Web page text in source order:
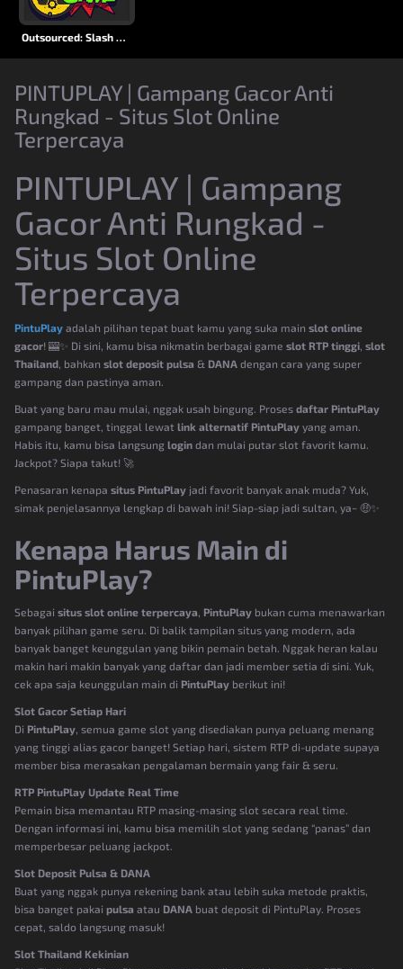
PINTUPLAY | Gampang Gacor Anti
Rungkad - Situs Slot Online
Terpercaya
PINTUPLAY | Gampang
Gacor Anti Rungkad -
Situs Slot Online
Terpercaya
PintuPlay adalah pilihan tepat buat kamu yang suka main slot online
gacor! 🎰✨ Di sini, kamu bisa nikmatin berbagai game slot RTP tinggi slot
Thailand , bahkan slot deposit pulsa & DANA dengan cara yang super
gampang dan pastinya aman.
Buat yang baru mau mulai, nggak usah bingung. Proses daftar PintuPlay
gampang banget, tinggal lewat link alternatif PintuPlay yang aman.
Habis itu, kamu bisa langsung login dan mulai putar slot favorit kamu.
Jackpot? Siapa takut! 🚀
Penasaran kenapa situs PintuPlay jadi favorit banyak anak muda? Yuk,
simak penjelasannya lengkap di bawah ini! Siap-siap jadi sultan, ya~ 🤑✨
Kenapa Harus Main di
PintuPlay?
Sebagai situs slot online terpercaya PintuPlay bukan cuma menawarkan
banyak pilihan game seru. Di balik tampilan situs yang modern, ada
banyak banget keunggulan yang bikin pemain betah. Nggak heran kalau
makin hari makin banyak yang daftar dan jadi member setia di sini. Yuk,
cek apa saja keunggulan main di PintuPlay berikut ini!
Slot Gacor Setiap Hari
Di PintuPlay , semua game slot yang disediakan punya peluang menang
yang tinggi alias gacor banget! Setiap hari, sistem RTP di-update supaya
member bisa merasakan pengalaman bermain yang fair & seru.
RTP PintuPlay Update Real Time
Pemain bisa memantau RTP masing-masing slot secara real time.
Dengan informasi ini, kamu bisa memilih slot yang sedang “panas” dan
memperbesar peluang jackpot.
Slot Deposit Pulsa & DANA
Buat yang nggak punya rekening bank atau lebih suka metode praktis,
bisa banget pakai pulsa atau DANA buat deposit di PintuPlay. Proses
cepat, saldo langsung masuk!
Slot Thailand Kekinian